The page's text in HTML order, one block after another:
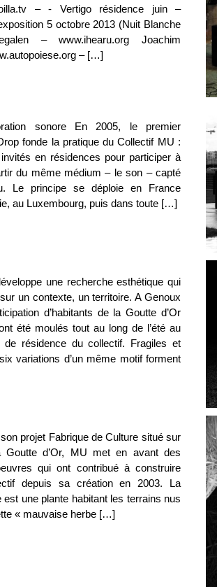
– - Vertigo résidence juin –
5 octobre 2013 (Nuit Blanche
– www.ihearu.org Joachim
– […]
sonore En 2005, le premier
fonde la pratique du Collectif MU :
en résidences pour participer à
du même médium – le son – capté
Le principe se déploie en France
au Luxembourg, puis dans toute […]
une recherche esthétique qui
un contexte, un territoire. A Genoux
d’habitants de la Goutte d’Or
été moulés tout au long de l’été au
de résidence du collectif. Fragiles et
variations d’un même motif forment
projet Fabrique de Culture situé sur
Goutte d’Or, MU met en avant des
qui ont contribué à construire
depuis sa création en 2003. La
est une plante habitant les terrains nus
« mauvaise herbe […]